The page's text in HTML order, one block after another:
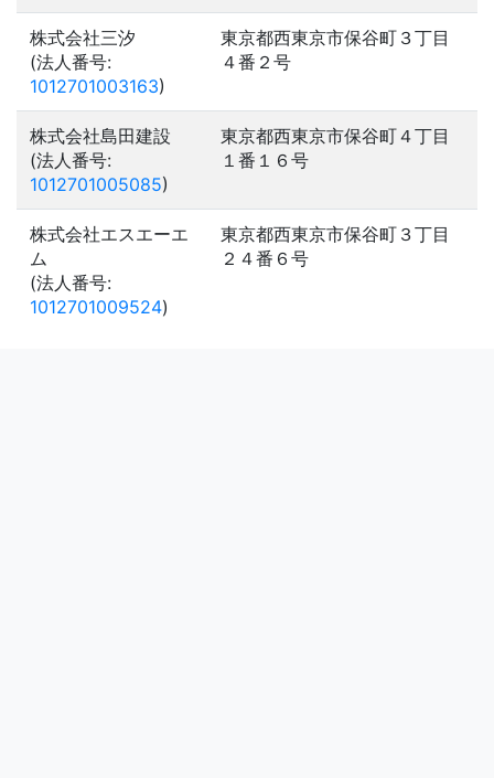
株式会社三汐
(法人番号:
1012701003163)
東京都西東京市保谷町３丁目
４番２号
株式会社島田建設
(法人番号:
1012701005085)
東京都西東京市保谷町４丁目
１番１６号
株式会社エスエーエ
ム
(法人番号:
1012701009524)
東京都西東京市保谷町３丁目
２４番６号